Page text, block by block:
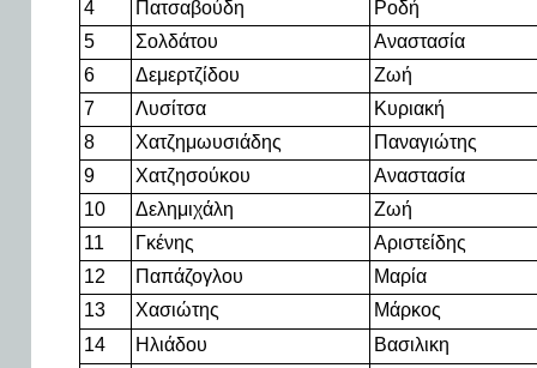
4
Πατσαβούδη
Ροδή
5
Σολδάτου
Αναστασία
6
Δεμερτζίδου
Ζωή
7
Λυσίτσα
Κυριακή
8
Χατζημωυσιάδης
Παναγιώτης
9
Χατζησούκου
Αναστασία
10
Δελημιχάλη
Ζωή
11
Γκένης
Αριστείδης
12
Παπάζογλου
Μαρία
13
Χασιώτης
Μάρκος
14
Ηλιάδου
Βασιλικη